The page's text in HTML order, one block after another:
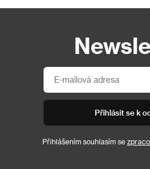
Přihlásit se k
Přihlášením souhlasím se